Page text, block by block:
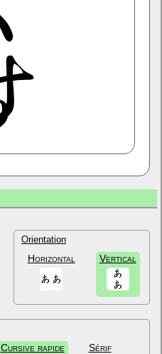
Orientation
Horizontal Vertical
Cursive rapide Sérif